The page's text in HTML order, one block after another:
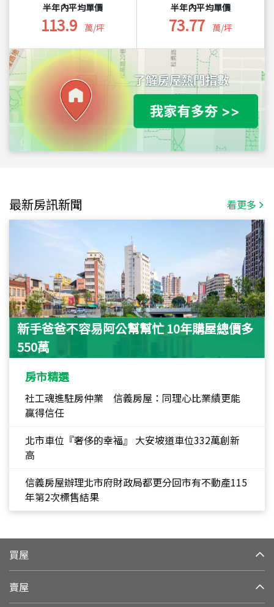
半年內平均單價
113.9 萬/坪
半年內平均單價
73.77 萬/坪
最新房訊新聞 看更多
新手爸爸不容易阿公幫幫忙 10年購屋總價多
550萬
房市精選
社工魂進駐房仲業 信義房屋：同理心比業績更能
贏得信任
北市車位『奢侈的幸福』 大安坡道車位332萬創新
高
信義房屋辦理北市府財政局都更分回市有不動產115
年第2次標售結果
買屋
賣屋